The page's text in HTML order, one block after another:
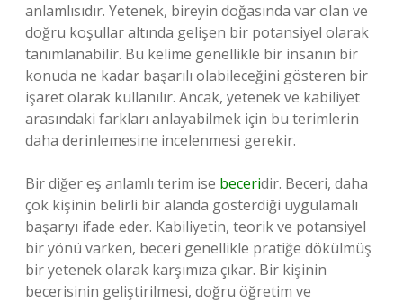
anlamlısıdır. Yetenek, bireyin doğasında var olan ve
doğru koşullar altında gelişen bir potansiyel olarak
tanımlanabilir. Bu kelime genellikle bir insanın bir
konuda ne kadar başarılı olabileceğini gösteren bir
işaret olarak kullanılır. Ancak, yetenek ve kabiliyet
arasındaki farkları anlayabilmek için bu terimlerin
daha derinlemesine incelenmesi gerekir.
Bir diğer eş anlamlı terim ise beceridir. Beceri, daha
çok kişinin belirli bir alanda gösterdiği uygulamalı
başarıyı ifade eder. Kabiliyetin, teorik ve potansiyel
bir yönü varken, beceri genellikle pratiğe dökülmüş
bir yetenek olarak karşımıza çıkar. Bir kişinin
becerisinin geliştirilmesi, doğru öğretim ve